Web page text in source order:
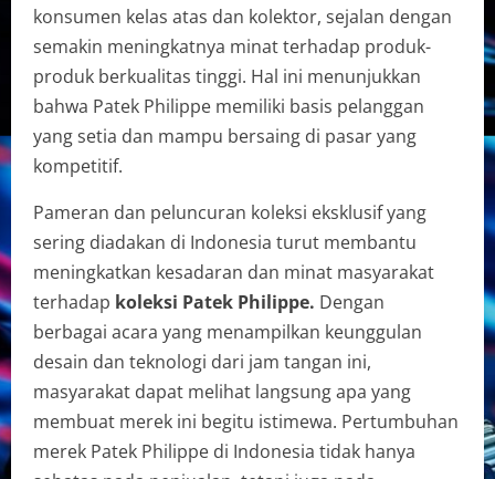
konsumen kelas atas dan kolektor, sejalan dengan
semakin meningkatnya minat terhadap produk-
produk berkualitas tinggi. Hal ini menunjukkan
bahwa Patek Philippe memiliki basis pelanggan
yang setia dan mampu bersaing di pasar yang
kompetitif.
Pameran dan peluncuran koleksi eksklusif yang
sering diadakan di Indonesia turut membantu
meningkatkan kesadaran dan minat masyarakat
terhadap koleksi Patek Philippe. Dengan
berbagai acara yang menampilkan keunggulan
desain dan teknologi dari jam tangan ini,
masyarakat dapat melihat langsung apa yang
membuat merek ini begitu istimewa. Pertumbuhan
merek Patek Philippe di Indonesia tidak hanya